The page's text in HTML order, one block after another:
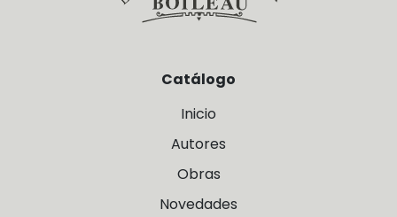
Catálogo
Inicio
Autores
Obras
Novedades